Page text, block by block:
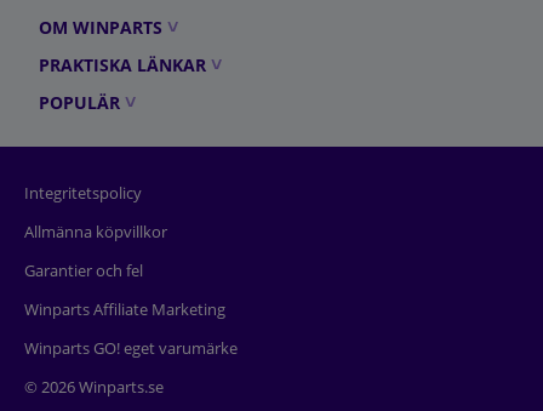
OM WINPARTS
PRAKTISKA LÄNKAR
POPULÄR
Integritetspolicy
Allmänna köpvillkor
Garantier och fel
Winparts Affiliate Marketing
Winparts GO! eget varumärke
© 2026 Winparts.se